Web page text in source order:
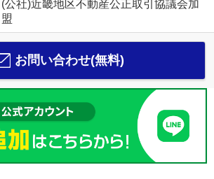
(公社)近畿地区不動産公正取引協議会加
盟
お問い合わせ(無料)